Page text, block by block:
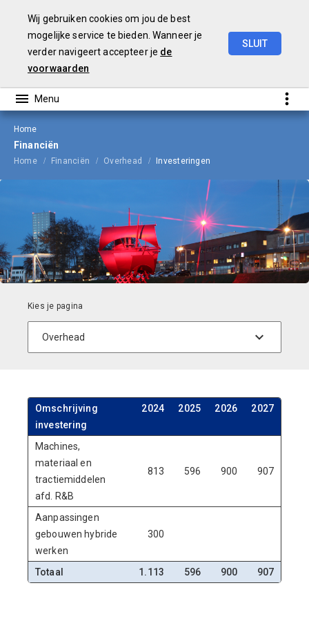
Wij gebruiken cookies om jou de best
mogelijke service te bieden. Wanneer je
verder navigeert accepteer je de
voorwaarden
SLUIT
Home
Financiën
Home Financiën Overhead Investeringen
Omschrijving
investering
2024 2025 2026 2027
Machines,
materiaal en
tractiemiddelen
afd. R&B
813 596 900 907
Aanpassingen
gebouwen hybride
werken
300
Totaal 1.113 596 900 907